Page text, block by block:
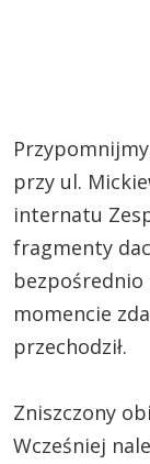
przy ul.
internatu
fragmenty
bezpośrednio
momencie
przechodził.
Zniszczony
Wcześniej